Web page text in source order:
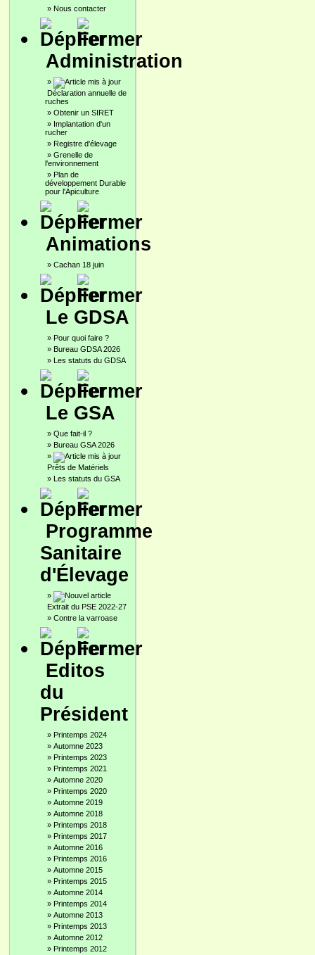
» Nous contacter
Administration
»
Déclaration annuelle de
ruches
» Obtenir un SIRET
» Implantation d'un
rucher
» Registre d'élevage
» Grenelle de
l'environnement
» Plan de
développement Durable
pour l'Apiculture
Animations
» Cachan 18 juin
Le GDSA
» Pour quoi faire ?
» Bureau GDSA 2026
» Les statuts du GDSA
Le GSA
» Que fait-il ?
» Bureau GSA 2026
»
Prêts de Matériels
» Les statuts du GSA
Programme
Sanitaire
d'Élevage
»
Extrait du PSE 2022-27
» Contre la varroase
Editos
du
Président
» Printemps 2024
» Automne 2023
» Printemps 2023
» Printemps 2021
» Automne 2020
» Printemps 2020
» Automne 2019
» Automne 2018
» Printemps 2018
» Printemps 2017
» Automne 2016
» Printemps 2016
» Automne 2015
» Printemps 2015
» Automne 2014
» Printemps 2014
» Automne 2013
» Printemps 2013
» Automne 2012
» Printemps 2012